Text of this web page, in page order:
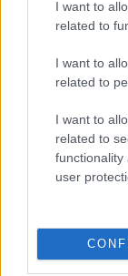
I want to
related to
I want to
related to
I want to
related to
functionality
user